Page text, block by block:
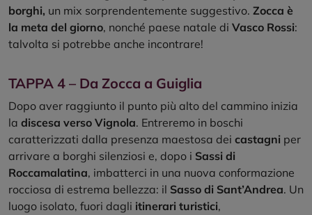
borghi, un mix sorprendentemente suggestivo. Zocca è
la meta del giorno, nonché paese natale di Vasco Rossi:
talvolta si potrebbe anche incontrare!
TAPPA 4 – Da Zocca a Guiglia
Dopo aver raggiunto il punto più alto del cammino inizia
la discesa verso Vignola. Entreremo in boschi
caratterizzati dalla presenza maestosa dei castagni per
arrivare a borghi silenziosi e, dopo i Sassi di
Roccamalatina, imbatterci in una nuova conformazione
rocciosa di estrema bellezza: il Sasso di Sant’Andrea. Un
luogo isolato, fuori dagli itinerari turistici,